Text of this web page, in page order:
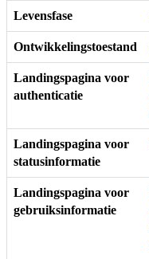
Levensfase
Ontwikkelingstoestand
Landingspagina voor
authenticatie
Landingspagina voor
statusinformatie
Landingspagina voor
gebruiksinformatie